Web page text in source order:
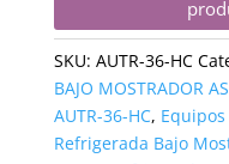
SKU: AUTR-36-HC
BAJO MOSTRADOR
AUTR-36-HC,
Refrigerada Bajo